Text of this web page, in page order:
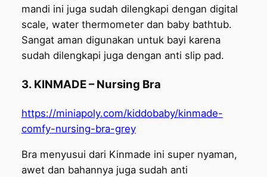
mandi ini juga sudah dilengkapi dengan digital
scale, water thermometer dan baby bathtub.
Sangat aman digunakan untuk bayi karena
sudah dilengkapi juga dengan anti slip pad.
3. KINMADE – Nursing Bra
https://miniapoly.com/kiddobaby/kinmade-
comfy-nursing-bra-grey
Bra menyusui dari Kinmade ini super nyaman,
awet dan bahannya juga sudah anti